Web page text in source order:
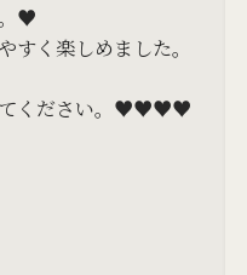
♥
すく楽しめました。
てください。♥♥♥♥